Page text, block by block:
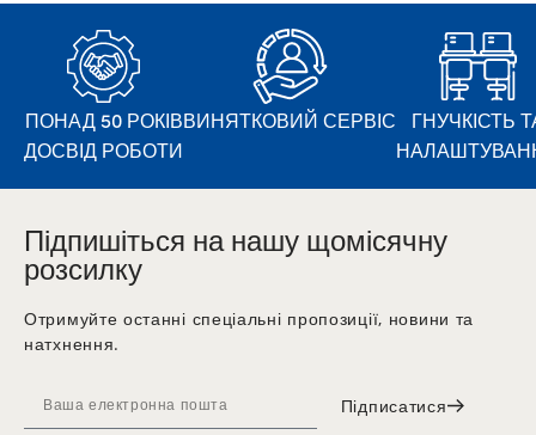
ПОНАД 50 РОКІВ
ДОСВІД РОБОТИ
ВИНЯТКОВИЙ СЕРВІС
ГНУЧКІСТЬ
Підпишіться на нашу щомісячну
розсилку
Отримуйте останні спеціальні пропозиції, новини та
натхнення.
Підписатися